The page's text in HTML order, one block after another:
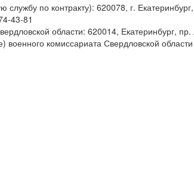
службу по контракту): 620078, г.
43-81
области: 620014, Екатеринбург,
комиссариата Свердловской